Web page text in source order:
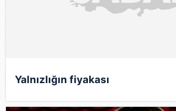
Yalnızlığın fiyakası